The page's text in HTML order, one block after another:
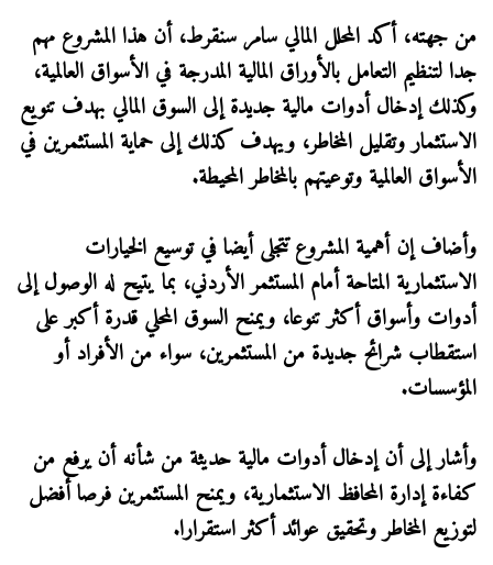
من جهته، أكد المحلل المالي سامر سنقرط، أن هذا المشروع مهم
جدا لتنظيم التعامل بالأوراق المالية المدرجة في الأسواق العالمية،
وكذلك إدخال أدوات مالية جديدة إلى السوق المالي بهدف تنويع
الاستثمار وتقليل المخاطر، ويهدف كذلك إلى حماية المستثمرين في
الأسواق العالمية وتوعيتهم بالمخاطر المحيطة.
وأضاف إن أهمية المشروع تتجلى أيضا في توسيع الخيارات
الاستثمارية المتاحة أمام المستثمر الأردني، بما يتيح له الوصول إلى
أدوات وأسواق أكثر تنوعا، ويمنح السوق المحلي قدرة أكبر على
استقطاب شرائح جديدة من المستثمرين، سواء من الأفراد أو
المؤسسات.
وأشار إلى أن إدخال أدوات مالية حديثة من شأنه أن يرفع من
كفاءة إدارة المحافظ الاستثمارية، ويمنح المستثمرين فرصا أفضل
لتوزيع المخاطر وتحقيق عوائد أكثر استقرارا.